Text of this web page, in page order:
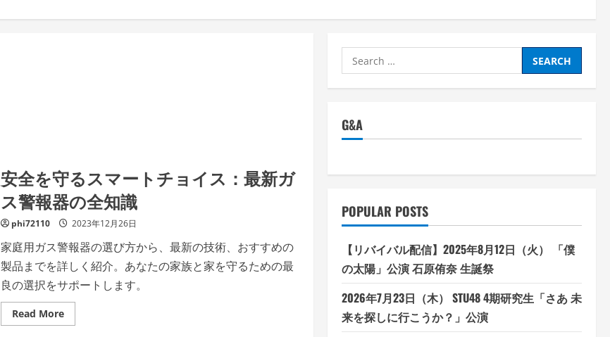
安全を守るスマートチョイス：最新ガ
ス警報器の全知識
phi72110 2023年12月26日
家庭用ガス警報器の選び方から、最新の技術、おすすめの
製品までを詳しく紹介。あなたの家族と家を守るための最
良の選択をサポートします。
Read MoreRead
more
Search
for:
G&A
POPULAR POSTS
【リバイバル配信】2025年8月12日（火） 「僕
の太陽」公演 石原侑奈 生誕祭
2026年7月23日（木） STU48 4期研究生「さあ 未
来を探しに行こうか？」公演